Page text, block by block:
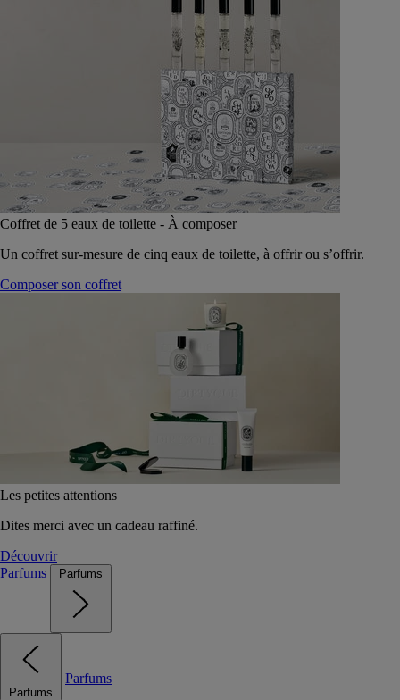
Coffret de 5 eaux de toilette - À composer
Un coffret sur-mesure de cinq eaux de toilette, à offrir ou s’offrir.
Composer son coffret
Les petites attentions
Dites merci avec un cadeau raffiné.
Découvrir
Parfums
Parfums
Parfums
Parfums